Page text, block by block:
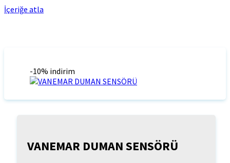
İçeriğe atla
-10% indirim
VANEMAR DUMAN SENSÖRÜ